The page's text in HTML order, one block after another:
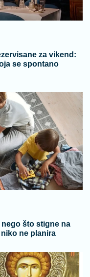
za vikend:
se spontano
što stigne na
ne planira